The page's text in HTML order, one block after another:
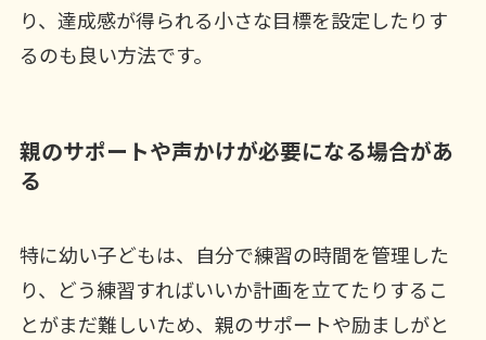
り、達成感が得られる小さな目標を設定したりす
るのも良い方法です。
親のサポートや声かけが必要になる場合があ
る
特に幼い子どもは、自分で練習の時間を管理した
り、どう練習すればいいか計画を立てたりするこ
とがまだ難しいため、親のサポートや励ましがと